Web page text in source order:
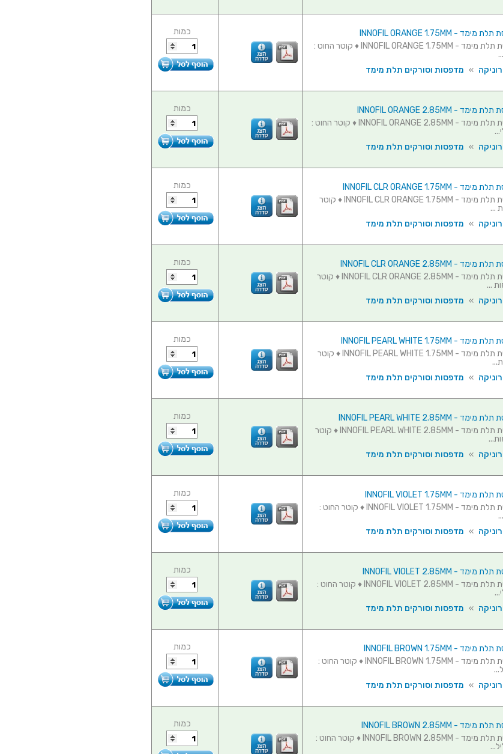
גליל חוט PLA למדפסת תלת מימד - INNOFIL ORANGE 1.75MM ♦ קוטר החוט :
» מדפסות וסורקים תלת מימד
כמות
גליל חוט PLA למדפסת תלת מימד - INNOFIL ORANGE 2.85MM ♦ קוטר החוט :
» מדפסות וסורקים תלת מימד
כמות
גליל חוט PLA למדפסת תלת מימד - INNOFIL CLR ORANGE 1.75MM ♦ קוטר
» מדפסות וסורקים תלת מימד
כמות
גליל חוט PLA למדפסת תלת מימד - INNOFIL CLR ORANGE 2.85MM ♦ קוטר
» מדפסות וסורקים תלת מימד
כמות
גליל חוט PLA למדפסת תלת מימד - INNOFIL PEARL WHITE 1.75MM ♦ קוטר
» מדפסות וסורקים תלת מימד
כמות
גליל חוט PLA למדפסת תלת מימד - INNOFIL PEARL WHITE 2.85MM ♦ קוטר
» מדפסות וסורקים תלת מימד
כמות
גליל חוט PLA למדפסת תלת מימד - INNOFIL VIOLET 1.75MM ♦ קוטר החוט :
» מדפסות וסורקים תלת מימד
כמות
גליל חוט PLA למדפסת תלת מימד - INNOFIL VIOLET 2.85MM ♦ קוטר החוט :
» מדפסות וסורקים תלת מימד
כמות
גליל חוט PLA למדפסת תלת מימד - INNOFIL BROWN 1.75MM ♦ קוטר החוט :
» מדפסות וסורקים תלת מימד
כמות
גליל חוט PLA למדפסת תלת מימד - INNOFIL BROWN 2.85MM ♦ קוטר החוט :
כמות